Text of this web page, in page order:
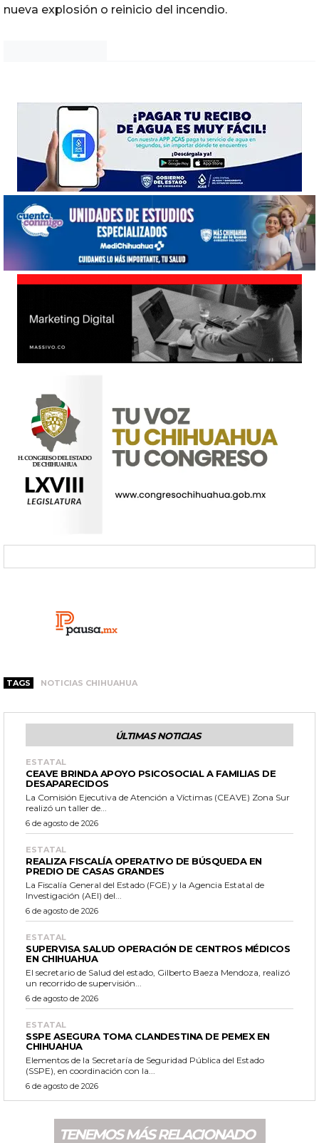
nueva explosión o reinicio del incendio.
TAGS NOTICIAS CHIHUAHUA
ÚLTIMAS NOTICIAS
ESTATAL
CEAVE BRINDA APOYO PSICOSOCIAL A FAMILIAS DE
DESAPARECIDOS
La Comisión Ejecutiva de Atención a Víctimas (CEAVE) Zona Sur
realizó un taller de...
6 de agosto de 2026
ESTATAL
REALIZA FISCALÍA OPERATIVO DE BÚSQUEDA EN
PREDIO DE CASAS GRANDES
La Fiscalía General del Estado (FGE) y la Agencia Estatal de
Investigación (AEI) del...
6 de agosto de 2026
ESTATAL
SUPERVISA SALUD OPERACIÓN DE CENTROS MÉDICOS
EN CHIHUAHUA
El secretario de Salud del estado, Gilberto Baeza Mendoza, realizó
un recorrido de supervisión...
6 de agosto de 2026
ESTATAL
SSPE ASEGURA TOMA CLANDESTINA DE PEMEX EN
CHIHUAHUA
Elementos de la Secretaría de Seguridad Pública del Estado
(SSPE), en coordinación con la...
6 de agosto de 2026
TENEMOS MÁS RELACIONADO